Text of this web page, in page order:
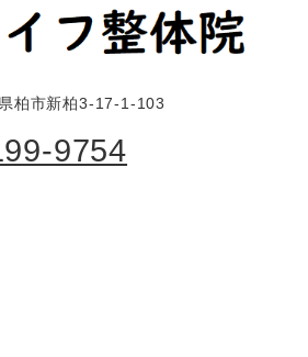
柏市新柏3-17-1-103
9754